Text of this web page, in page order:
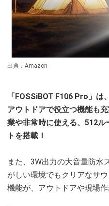
出典：Amazon
「FOSSiBOT F106 Pro」は
アウトドアで役立つ機能も
業や非常時に使える、512ル
トを搭載！
また、3W出力の大音量防水
がしい環境でもクリアなサ
機能が、アウトドアや現場作